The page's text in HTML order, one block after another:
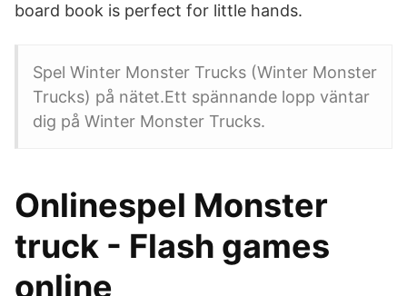
board book is perfect for little hands.
Spel Winter Monster Trucks (Winter Monster
Trucks) på nätet.Ett spännande lopp väntar
dig på Winter Monster Trucks.
Onlinespel Monster
truck - Flash games
online